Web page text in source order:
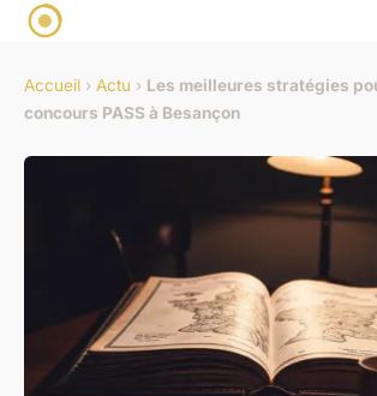
Accueil › Actu › Les meilleures stratégies
concours PASS à Besançon